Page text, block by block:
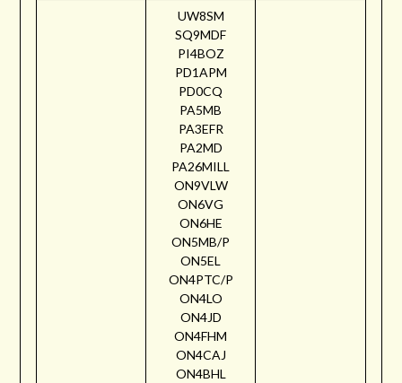
UW8SM
SQ9MDF
PI4BOZ
PD1APM
PD0CQ
PA5MB
PA3EFR
PA2MD
PA26MILL
ON9VLW
ON6VG
ON6HE
ON5MB/P
ON5EL
ON4PTC/P
ON4LO
ON4JD
ON4FHM
ON4CAJ
ON4BHL